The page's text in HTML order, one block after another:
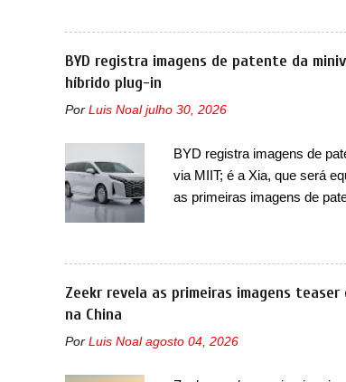
Seal 06 EV, lançado no
modelo agora passará a ser
traseira, que vão atualizá-
ainda sem motivos para que
percebe que o sedã contará
passando logo abaixo do
placa novo abaixo do vinco
BYD registra imagens de patente da
híbrido plug-in
Por Luis Noal julho 30, 2026
BYD registra imagens de
via MIIT; é a Xia, que será
as primeiras imagens de
minivan que a marca
da minivan conhecida como
(PHEV), a nova minivan vai
outras minivans de porte
trazer uma dianteira com
Zeekr revela as primeiras imagens
na China
Por Luis Noal agosto 04, 2026